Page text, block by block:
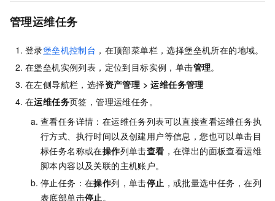
管理运维任务
登录堡垒机控制台 ，在顶部菜单栏，选择堡垒机所在的地域。
在堡垒机实例列表，定位到目标实例，单击管理。
在左侧导航栏，选择资产管理 >运维任务管理
在运维任务页签，管理运维任务。
查看任务详情：在运维任务列表可以直接查看运维任务执
行方式、执行时间以及创建用户等信息，您也可以单击目
标任务名称或在操作列单击查看 ，在弹出的面板查看运维
脚本内容以及关联的主机账户。
停止任务：在操作列，单击停止 ，或批量选中任务，在列
表底部单击停止。